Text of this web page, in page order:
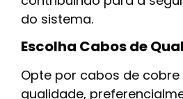
do sistema.
Escolha Cabos de
Opte por cabos de
qualidade,